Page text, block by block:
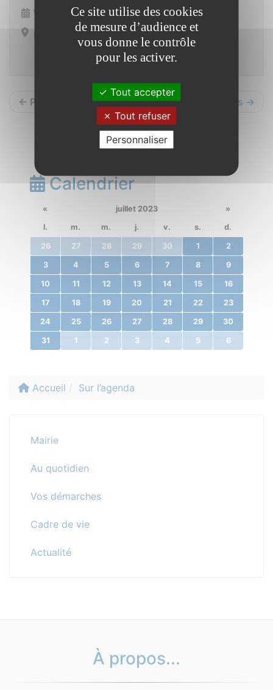
Vendredi 6 octobre 2023 de 10h00 à 12h00
← Précédents Suivants →
Calendrier
« juillet 2023
»
l.
m. m. j. v. s. d.
26 27 28 29 30 1 2
3 4 5 6 7 8 9
10 11 12 13 14 15 16
17 18 19 20 21 22 23
24 25 26 27 28 29 30
31 1 2 3 4 5 6
Accueil Sur l’agenda
Mairie
Au quotidien
Vos démarches
Cadre de vie
Actualité
À propos...
Ce site utilise des cookies
de mesure d’audience et
vous donne le contrôle
pour les activer.
Tout accepter
Tout refuser
Personnaliser